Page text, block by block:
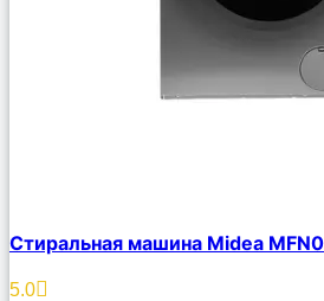
Описание
Избранное
Стиральная машина Midea
5.0